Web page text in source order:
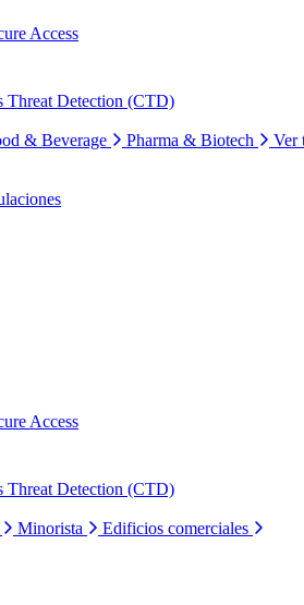
Access
Threat Detection (CTD)
& Beverage Pharma & Biotech
Ver
Access
Threat Detection (CTD)
Minorista
Edificios comerciales